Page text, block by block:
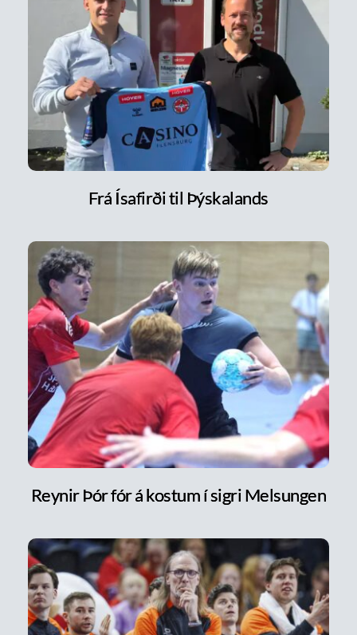
Frá Ísafirði til Þýskalands
Reynir Þór fór á kostum í sigri Melsungen